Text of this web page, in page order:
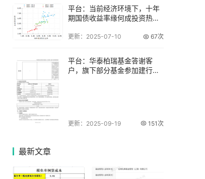
平台：当前经济环境下，十年
期国债收益率缘何成投资热议
更新：2025-07-10 67次
平台：华泰柏瑞基金答谢客
户，旗下部分基金参加建行费
更新：2025-09-19 151次
最新文章